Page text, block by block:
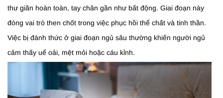
thư giãn hoàn toàn, tay chân gần như bất động. Giai đoạn này
đóng vai trò then chốt trong việc phục hồi thể chất và tinh thần.
Việc bị đánh thức ở giai đoạn ngủ sâu thường khiến người ngủ
cảm thấy uể oải, mệt mỏi hoặc cáu kỉnh.